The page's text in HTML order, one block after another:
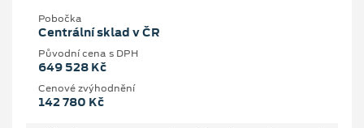
Pobočka
Centrální sklad v ČR
Původní cena s DPH
649 528 Kč
Cenové zvýhodnění
142 780 Kč